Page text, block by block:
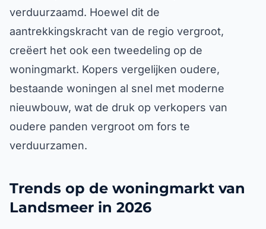
verduurzaamd. Hoewel dit de
aantrekkingskracht van de regio vergroot,
creëert het ook een tweedeling op de
woningmarkt. Kopers vergelijken oudere,
bestaande woningen al snel met moderne
nieuwbouw, wat de druk op verkopers van
oudere panden vergroot om fors te
verduurzamen.
Trends op de woningmarkt van
Landsmeer in 2026